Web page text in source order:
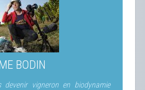
BODIN
devenir vigneron en biodynamie